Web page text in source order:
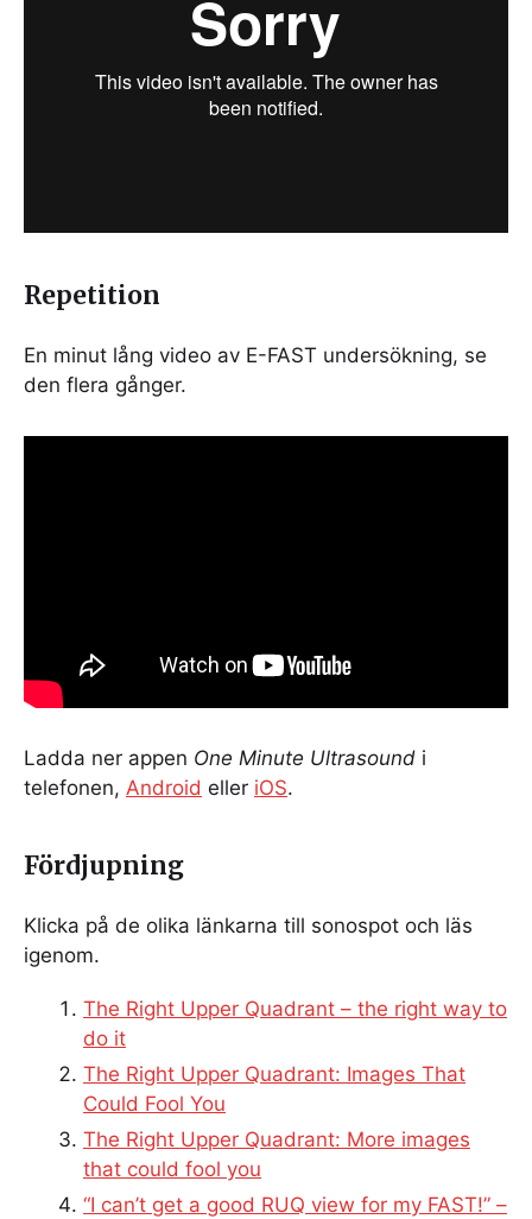
Repetition
En minut lång video av E-FAST undersökning, se
den flera gånger.
Ladda ner appen One Minute Ultrasound i
telefonen, Android eller iOS.
Fördjupning
Klicka på de olika länkarna till sonospot och läs
igenom.
The Right Upper Quadrant – the right way to
do it
The Right Upper Quadrant: Images That
Could Fool You
The Right Upper Quadrant: More images
that could fool you
“I can’t get a good RUQ view for my FAST!” –